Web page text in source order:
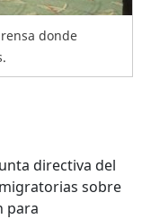
donde
directiva del
sobre
para